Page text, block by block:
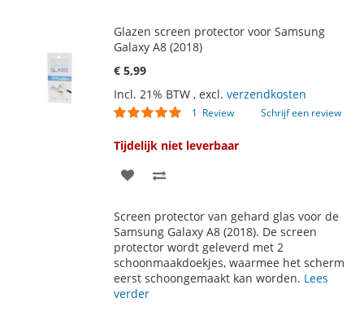
Glazen screen protector voor Samsung
Galaxy A8 (2018)
€ 5,99
Incl. 21% BTW , excl. verzendkosten
Waardering:
1 Review Schrijf een review
Tijdelijk niet leverbaar
VOEG
AAN
VERLANGLIJST
TE
VERGELIJKEN
Screen protector van gehard glas voor de
Samsung Galaxy A8 (2018). De screen
protector wordt geleverd met 2
schoonmaakdoekjes, waarmee het scherm
eerst schoongemaakt kan worden. Lees
verder